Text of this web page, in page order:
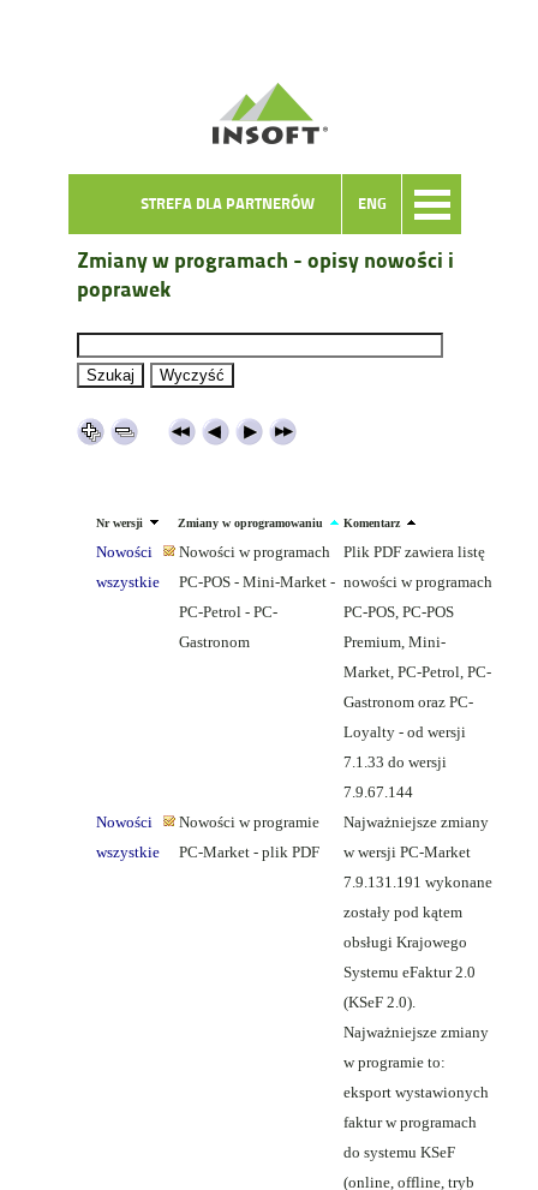
ENG
STREFA DLA PARTNERÓW
Zmiany w programach - opisy nowości i
poprawek
Nr wersji Zmiany w oprogramowaniu Komentarz
Nowości
wszystkie
Nowości w programach
PC-POS - Mini-Market -
PC-Petrol - PC-
Gastronom
Plik PDF zawiera listę
nowości w programach
PC-POS, PC-POS
Premium, Mini-
Market, PC-Petrol, PC-
Gastronom oraz PC-
Loyalty - od wersji
7.1.33 do wersji
7.9.67.144
Nowości
wszystkie
Nowości w programie
PC-Market - plik PDF
Najważniejsze zmiany
w wersji PC-Market
7.9.131.191 wykonane
zostały pod kątem
obsługi Krajowego
Systemu eFaktur 2.0
(KSeF 2.0).
Najważniejsze zmiany
w programie to:
eksport wystawionych
faktur w programach
do systemu KSeF
(online, offline, tryb